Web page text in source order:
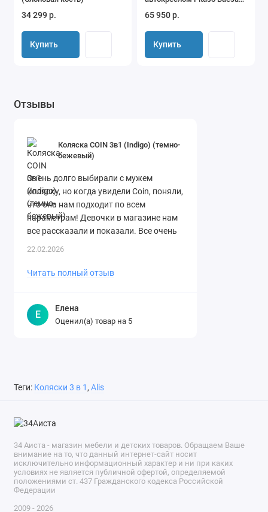
34 299 р.
Купить
BNC/85/2 Caviar/Black/
руч.Cappuccino
65 950 р.
Купить
Отзывы
Коляска COIN 3в1 (Indigo) (темно-
бежевый)
Очень долго выбирали с мужем
коляску, но когда увидели Coin, поняли,
что она нам подходит по всем
параметрам! Девочки в магазине нам
все рассказали и показали. Все очень
22.02.2026
Читать полный отзыв
Е
Елена
Оценил(а) товар на 5
Теги: Коляски 3 в 1, Alis
34 Аиста - магазин мебели и детских товаров. Обращаем Ваше
внимание на то, что данный интернет-сайт носит
исключительно информационный характер и ни при каких
условиях не является публичной офертой, определяемой
положениями ст. 437 Гражданского кодекса Российской
Федерации
2009 - 2026